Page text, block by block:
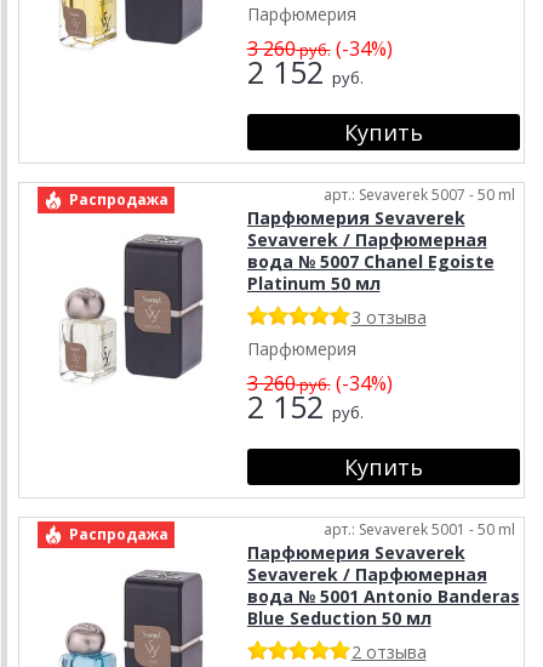
Парфюмерия
3 260руб.(-34%)
2 152 руб.
Распродажа арт.: Sevaverek 5007 - 50 ml
Парфюмерия Sevaverek
Sevaverek / Парфюмерная
вода № 5007 Chanel Egoiste
Platinum 50 мл
3 отзыва
Парфюмерия
3 260руб.(-34%)
2 152 руб.
Распродажа арт.: Sevaverek 5001 - 50 ml
Парфюмерия Sevaverek
Sevaverek / Парфюмерная
вода № 5001 Antonio Banderas
Blue Seduction 50 мл
2 отзыва